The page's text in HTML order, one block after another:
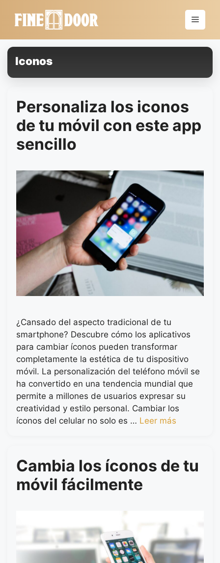
Menú
Iconos
Personaliza los iconos
de tu móvil con este app
sencillo
¿Cansado del aspecto tradicional de tu
smartphone? Descubre cómo los aplicativos
para cambiar íconos pueden transformar
completamente la estética de tu dispositivo
móvil. La personalización del teléfono móvil se
ha convertido en una tendencia mundial que
permite a millones de usuarios expresar su
creatividad y estilo personal. Cambiar los
íconos del celular no solo es … Leer más
Cambia los íconos de tu
móvil fácilmente